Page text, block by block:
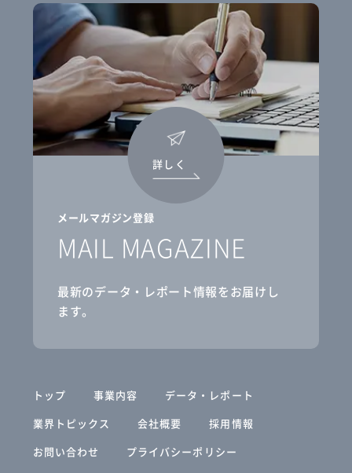
メールマガジン登録
MAIL MAGAZINE
最新のデータ・レポート情報をお届けし
ます。
詳しく
トップ 事業内容
データ・レポート
業界トピックス
会社概要
採用情報
お問い合わせ
プライバシーポリシー